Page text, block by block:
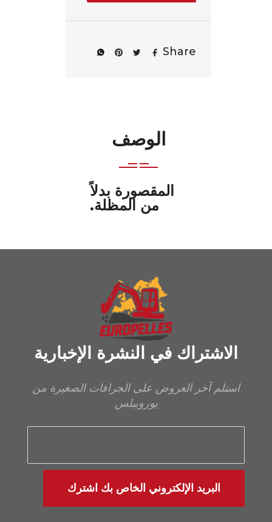
Share
الوصف
المقصورة بدلاً
من المظلة.
الاشتراك في النشرة الإخبارية
استلم آخر العروض على الجرافات الصغيرة من
يوروبيلس
البريد الإلكتروني الخاص بك اشترك